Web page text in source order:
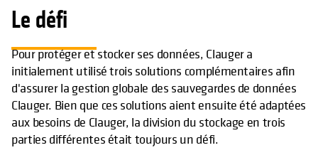
Le défi
Pour protéger et stocker ses données, Clauger a
initialement utilisé trois solutions complémentaires afin
d'assurer la gestion globale des sauvegardes de données
Clauger. Bien que ces solutions aient ensuite été adaptées
aux besoins de Clauger, la division du stockage en trois
parties différentes était toujours un défi.